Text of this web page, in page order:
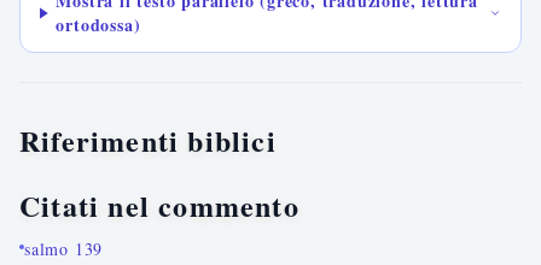
ortodossa)
Riferimenti biblici
Citati nel commento
salmo 139